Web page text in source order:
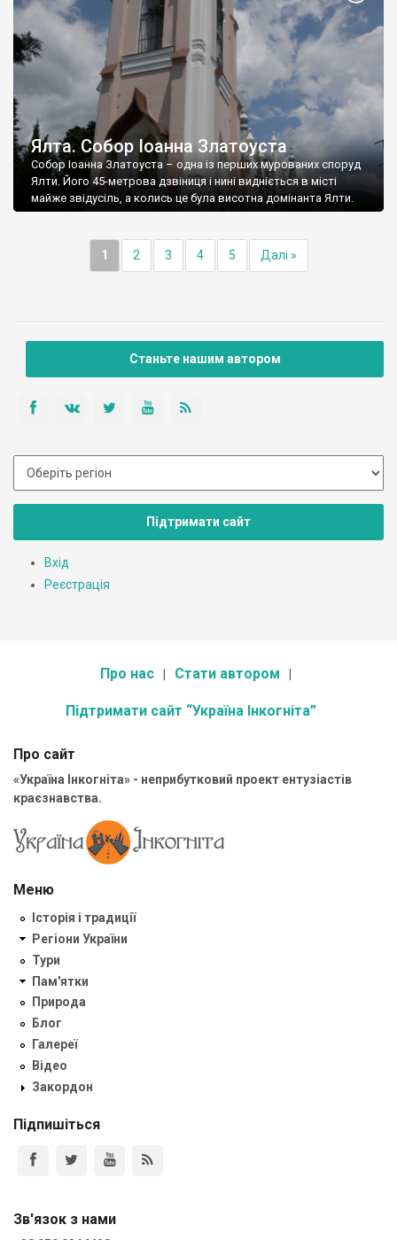
Ялта. Собор Іоанна Златоуста
Собор Іоанна Златоуста – одна із перших мурованих споруд
Ялти. Його 45-метрова дзвіниця і нині видніється в місті
майже звідусіль, а колись це була висотна домінанта Ялти.
1 2 3 4 5 Далі »
Станьте нашим автором
Підтримати сайт
Вхід
Реєстрація
Про нас Стати автором
Підтримати сайт “Україна Інкогніта”
Про сайт
«Україна Інкогніта» - неприбутковий проект ентузіастів
краєзнавства.
Меню
Історія і традиції
Регіони України
Тури
Пам'ятки
Природа
Блог
Галереї
Відео
Закордон
Підпишіться
Зв'язок з нами